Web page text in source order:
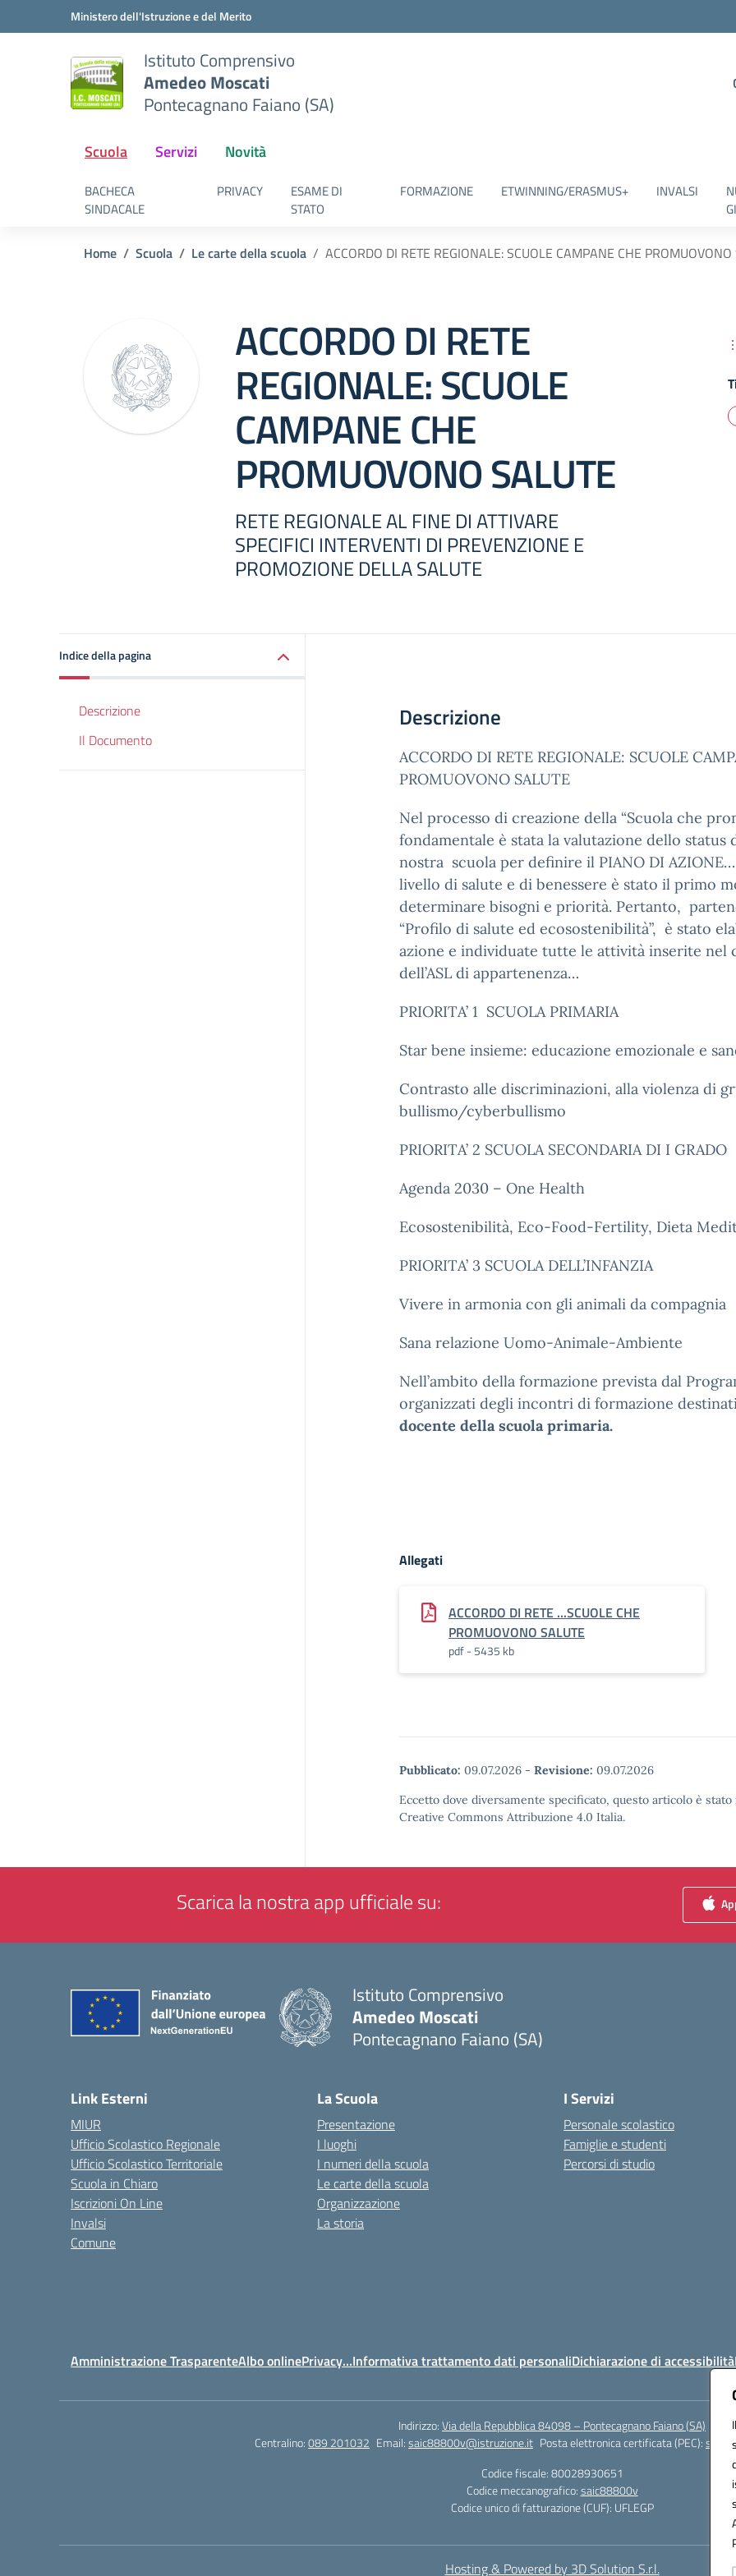
Vai ai contenuti
Vai al menu di navigazioneMinistero dell'Istruzione e del Merito
Istituto Comprensivo
Amedeo Moscati
Pontecagnano Faiano (SA)
Scuola Servizi Novità
BACHECA
SINDACALE
PRIVACY
ESAME DI
STATO
FORMAZIONE ETWINNING/ERASMUS+ INVALSI
Home Scuola Le carte della scuola ACCORDO DI RETE REGIONALE: SCUOLE CAMPANE CHE PROMUOVONO
ACCORDO DI RETE
REGIONALE: SCUOLE
CAMPANE CHE
PROMUOVONO SALUTE
RETE REGIONALE AL FINE DI ATTIVARE
SPECIFICI INTERVENTI DI PREVENZIONE E
PROMOZIONE DELLA SALUTE
Indice della pagina
Descrizione
Il Documento
Descrizione
ACCORDO DI RETE REGIONALE: SCUOLE
PROMUOVONO SALUTE
Nel processo di creazione della “Scuola che
fondamentale è stata la valutazione dello status
nostra scuola per definire il PIANO DI
livello di salute e di benessere è stato il primo
determinare bisogni e priorità. Pertanto,
“Profilo di salute ed ecosostenibilità”, è stato
azione e individuate tutte le attività inserite nel
dell’ASL di appartenenza…
PRIORITA’ 1 SCUOLA PRIMARIA
Star bene insieme: educazione emozionale e
Contrasto alle discriminazioni, alla violenza di
bullismo/cyberbullismo
PRIORITA’ 2 SCUOLA SECONDARIA DI I GRADO
Agenda 2030 – One Health
Ecosostenibilità, Eco-Food-Fertility, Dieta
PRIORITA’ 3 SCUOLA DELL’INFANZIA
Vivere in armonia con gli animali da compagnia
Sana relazione Uomo-Animale-Ambiente
Nell’ambito della formazione prevista dal
organizzati degli incontri di formazione
docente della scuola primaria.
Allegati
ACCORDO DI RETE ...SCUOLE CHE
PROMUOVONO SALUTE
pdf - 5435 kb
Pubblicato: 09.07.2026 - Revisione: 09.07.2026
Eccetto dove diversamente specificato, questo articolo è
Creative Commons Attribuzione 4.0 Italia.
Scarica la nostra app ufficiale su:
Istituto Comprensivo
Amedeo Moscati
Pontecagnano Faiano (SA)
Link Esterni
MIUR
Ufficio Scolastico Regionale
Ufficio Scolastico Territoriale
Scuola in Chiaro
Iscrizioni On Line
Invalsi
Comune
La Scuola
Presentazione
I luoghi
I numeri della scuola
Le carte della scuola
Organizzazione
La storia
I Servizi
Personale scolastico
Famiglie e studenti
Percorsi di studio
Amministrazione TrasparenteAlbo onlinePrivacy…Informativa trattamento dati personaliDichiarazione di accessibilità
Indirizzo:Via della Repubblica 84098 – Pontecagnano Faiano (SA)
Centralino:089 201032 Email:saic88800v@istruzione.it Posta elettronica certificata (PEC):
Codice fiscale: 80028930651
Codice meccanografico:saic88800v
Codice unico di fatturazione (CUF): UFLEGP
Hosting & Powered by 3D Solution S.r.l.